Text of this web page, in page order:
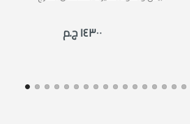
١٤٣٠٠ ج.م